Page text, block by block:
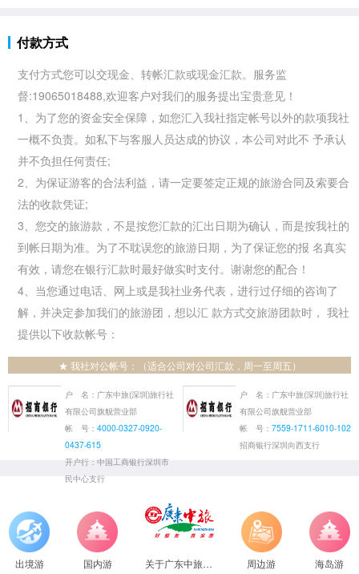
付款方式
支付方式您可以交现金、转帐汇款或现金汇款。服务监
督:19065018488,欢迎客户对我们的服务提出宝贵意见！
1、为了您的资金安全保障，如您汇入我社指定帐号以外的款项我社
一概不负责。如私下与客服人员达成的协议，本公司对此不 予承认
并不负担任何责任;
2、为保证游客的合法利益，请一定要签定正规的旅游合同及索要合
法的收款凭证;
3、您交的旅游款，不是按您汇款的汇出日期为确认，而是按我社的
到帐日期为准。为了不耽误您的旅游日期，为了保证您的报 名真实
有效，请您在银行汇款时最好做实时支付。谢谢您的配合！
4、当您通过电话、网上或是我社业务代表，进行过仔细的咨询了
解，并决定参加我们的旅游团，想以汇 款方式交旅游团款时， 我社
提供以下收款帐号：
★ 我社对公帐号：（适合公司对公司汇款，周一至周五）
户 名：广东中旅(深圳)旅行社
有限公司旗舰营业部
帐 号： 4000-0327-0920-
0437-615
开户行：中国工商银行深圳市
民中心支行
户 名：广东中旅(深圳)旅行社
有限公司旗舰营业部
帐 号： 7559-1711-6010-102
招商银行深圳向西支行
出境游 国内游 关于广东中旅旅行社 周边游 海岛游